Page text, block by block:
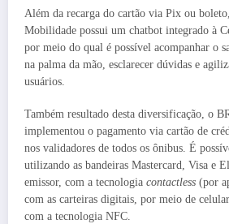
Além da recarga do cartão via Pix ou
Mobilidade possui um chatbot integrado à
por meio do qual é possível acompanhar o
na palma da mão, esclarecer dúvidas e
usuários.
Também resultado desta diversificação, o
implementou o pagamento via cartão de
nos validadores de todos os ônibus. É
utilizando as bandeiras Mastercard, Visa e
emissor, com a tecnologia contactless (por
com as carteiras digitais, por meio de
com a tecnologia NFC.